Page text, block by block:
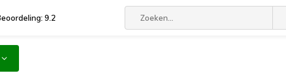
9.2